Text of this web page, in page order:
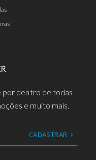
por dentro de todas
e muito mais.
CADASTRAR